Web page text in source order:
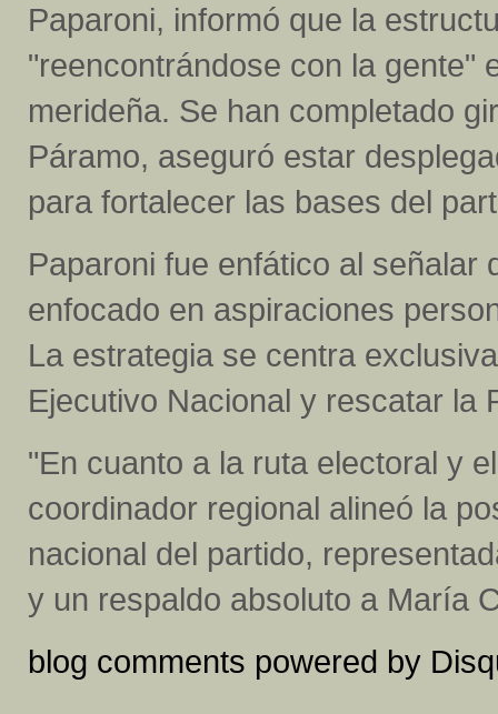
Paparoni, informó que la
"reencontrándose con la gente"
merideña. Se han completado
Páramo, aseguró estar
para fortalecer las bases del
Paparoni fue enfático al señalar
enfocado en aspiraciones
La estrategia se centra
Ejecutivo Nacional y rescatar la
"En cuanto a la ruta electoral y
coordinador regional alineó la
nacional del partido,
y un respaldo absoluto a María
blog comments powered by